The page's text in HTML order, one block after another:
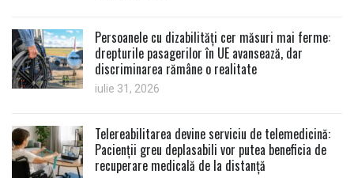
Persoanele cu dizabilități cer măsuri mai ferme:
drepturile pasagerilor în UE avansează, dar
discriminarea rămâne o realitate
iulie 31, 2026
Telereabilitarea devine serviciu de telemedicină:
Pacienții greu deplasabili vor putea beneficia de
recuperare medicală de la distanță